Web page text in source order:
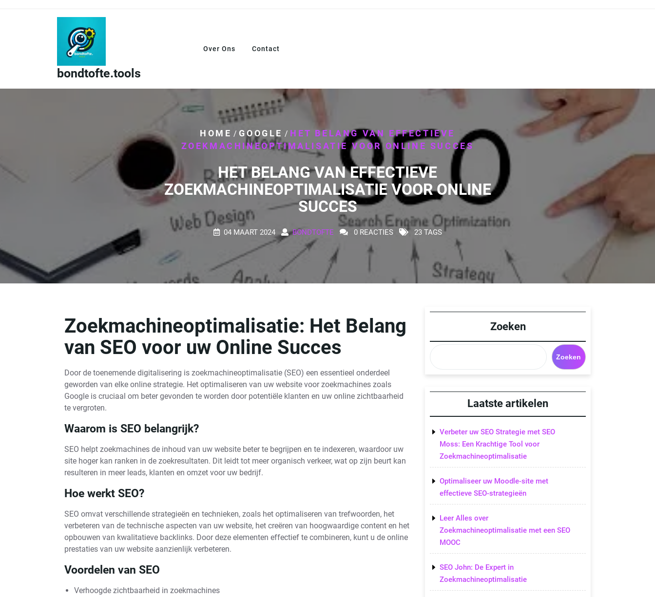
bondtofte.tools
Over Ons Contact
HOME / GOOGLE / HET BELANG VAN EFFECTIEVE
ZOEKMACHINEOPTIMALISATIE VOOR ONLINE SUCCES
HET BELANG VAN EFFECTIEVE
ZOEKMACHINEOPTIMALISATIE VOOR ONLINE
SUCCES
04 MAART 2024 BONDTOFTE 0 REACTIES 23 TAGS
Zoekmachineoptimalisatie: Het Belang
van SEO voor uw Online Succes
Door de toenemende digitalisering is zoekmachineoptimalisatie (SEO) een essentieel onderdeel
geworden van elke online strategie. Het optimaliseren van uw website voor zoekmachines zoals
Google is cruciaal om beter gevonden te worden door potentiële klanten en uw online zichtbaarheid
te vergroten.
Waarom is SEO belangrijk?
SEO helpt zoekmachines de inhoud van uw website beter te begrijpen en te indexeren, waardoor uw
site hoger kan ranken in de zoekresultaten. Dit leidt tot meer organisch verkeer, wat op zijn beurt kan
resulteren in meer leads, klanten en omzet voor uw bedrijf.
Hoe werkt SEO?
SEO omvat verschillende strategieën en technieken, zoals het optimaliseren van trefwoorden, het
verbeteren van de technische aspecten van uw website, het creëren van hoogwaardige content en het
opbouwen van kwalitatieve backlinks. Door deze elementen effectief te combineren, kunt u de online
prestaties van uw website aanzienlijk verbeteren.
Voordelen van SEO
Verhoogde zichtbaarheid in zoekmachines
Zoeken
Zoeken
Laatste artikelen
Verbeter uw SEO Strategie met SEO
Moss: Een Krachtige Tool voor
Zoekmachineoptimalisatie
Optimaliseer uw Moodle-site met
effectieve SEO-strategieën
Leer Alles over
Zoekmachineoptimalisatie met een SEO
MOOC
SEO John: De Expert in
Zoekmachineoptimalisatie